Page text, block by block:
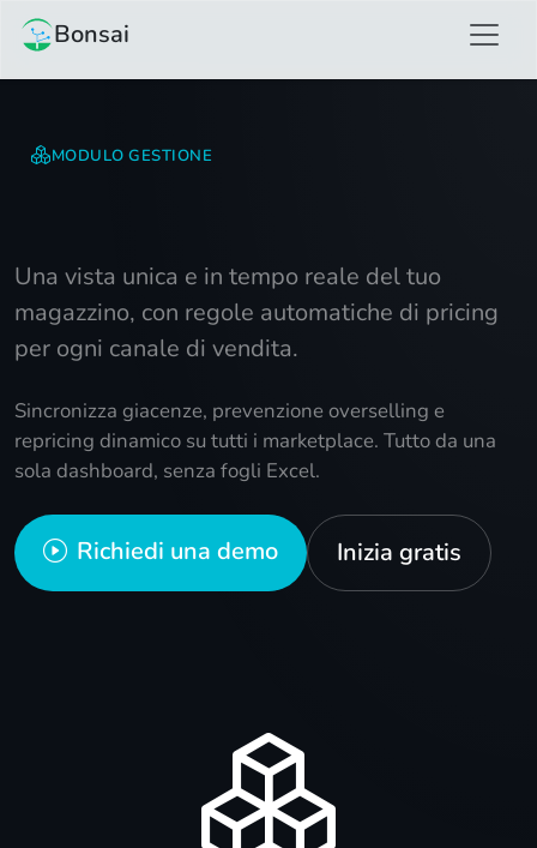
Bonsai
MODULO GESTIONE
Una vista unica e in tempo reale del tuo
magazzino, con regole automatiche di pricing
per ogni canale di vendita.
Sincronizza giacenze, prevenzione overselling e
repricing dinamico su tutti i marketplace. Tutto da una
sola dashboard, senza fogli Excel.
Richiedi una demo Inizia gratis